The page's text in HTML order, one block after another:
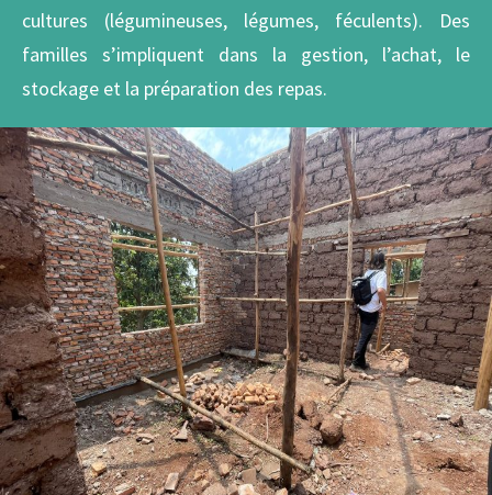
cultures (légumineuses, légumes, féculents).
Des
familles s’impliquent dans la gestion, l’achat, le
stockage et la préparation des repas.